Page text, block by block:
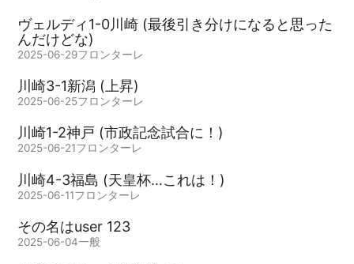
ヴェルディ1-0川崎 (最後引き分けになると思った
んだけどな)
2025-06-29フロンターレ
川崎3-1新潟 (上昇)
2025-06-25フロンターレ
川崎1-2神戸 (市政記念試合に！)
2025-06-21フロンターレ
川崎4-3福島 (天皇杯…これは！)
2025-06-11フロンターレ
その名はuser 123
2025-06-04一般